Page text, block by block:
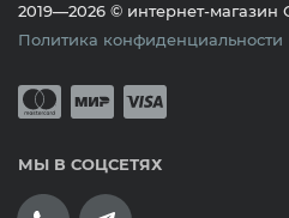
2019—2026 © интернет-магазин
Политика конфиденциальности
Принимается
МЫ В СОЦСЕТЯХ